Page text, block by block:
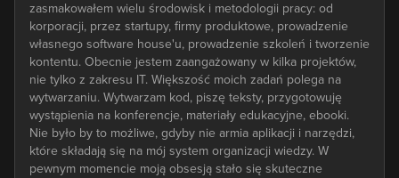
zasmakowałem wielu środowisk i metodologii pracy: od
korporacji, przez startupy, firmy produktowe, prowadzenie
własnego software house'u, prowadzenie szkoleń i tworzenie
kontentu. Obecnie jestem zaangażowany w kilka projektów,
nie tylko z zakresu IT. Większość moich zadań polega na
wytwarzaniu. Wytwarzam kod, piszę teksty, przygotowuję
wystąpienia na konferencje, materiały edukacyjne, ebooki.
Nie było by to możliwe, gdyby nie armia aplikacji i narzędzi,
które składają się na mój system organizacji wiedzy. W
pewnym momencie moją obsesją stało się skuteczne